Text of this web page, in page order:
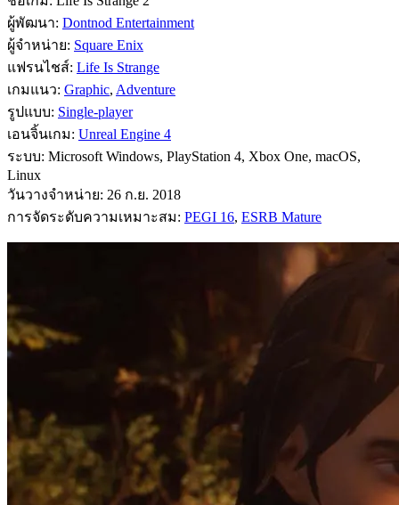
ผู้พัฒนา: Dontnod Entertainment
ผู้จำหน่าย: Square Enix
แฟรนไชส์: Life Is Strange
เกมแนว: Graphic, Adventure
รูปแบบ: Single-player
เอนจิ้นเกม: Unreal Engine 4
ระบบ: Microsoft Windows, PlayStation 4, Xbox One, macOS,
Linux
วันวางจำหน่าย: 26 ก.ย. 2018
การจัดระดับความเหมาะสม: PEGI 16, ESRB Mature